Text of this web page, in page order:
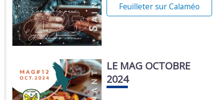
Feuilleter sur Calaméo
LE MAG OCTOBRE
2024